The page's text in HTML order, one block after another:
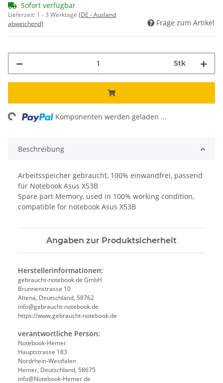
Sofort verfügbar
Lieferzeit: 1 - 3 Werktage (DE - Ausland
abweichend)
Frage zum Artikel
Stk
Komponenten werden geladen ...
Beschreibung
Arbeitsspeicher gebraucht, 100% einwandfrei, passend
für Notebook Asus X53B
Spare part Memory, used in 100% working condition,
compatible for notebook Asus X53B
Angaben zur Produktsicherheit
Herstellerinformationen:
gebraucht-notebook.de GmbH
Brunnenstrasse 10
Altena, Deutschland, 58762
info@gebraucht-notebook.de
https://www.gebraucht-notebook.de
verantwortliche Person:
Notebook-Hemer
Hauptstrasse 183
Nordrhein-Westfalen
Hemer, Deutschland, 58675
info@Notebook-Hemer.de